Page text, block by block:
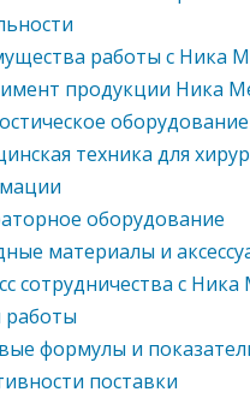
работы с Ника
продукции Ника
оборудование
техника для
оборудование
материалы и
сотрудничества с
формулы и
поставки